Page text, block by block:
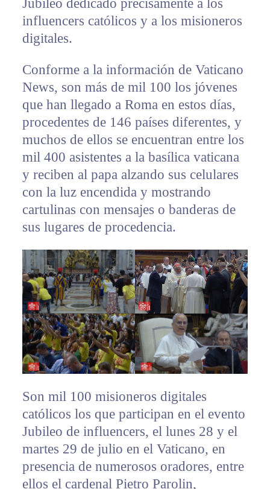
Jubileo dedicado precisamente a los
influencers católicos y a los misioneros
digitales.
Conforme a la información de Vaticano
News, son más de mil 100 los jóvenes
que han llegado a Roma en estos días,
procedentes de 146 países diferentes, y
muchos de ellos se encuentran entre los
mil 400 asistentes a la basílica vaticana
y reciben al papa alzando sus celulares
con la luz encendida y mostrando
cartulinas con mensajes o banderas de
sus lugares de procedencia.
Son mil 100 misioneros digitales
católicos los que participan en el evento
Jubileo de influencers, el lunes 28 y el
martes 29 de julio en el Vaticano, en
presencia de numerosos oradores, entre
ellos el cardenal Pietro Parolin,